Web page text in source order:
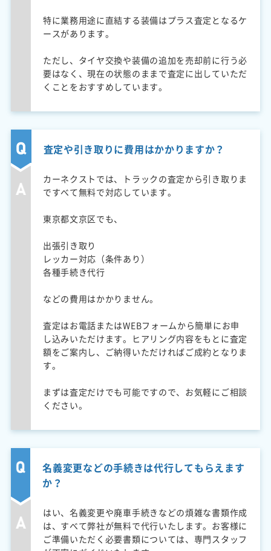
特に業務用途に直結する装備はプラス査定となるケ
ースがあります。
ただし、タイヤ交換や装備の追加を売却前に行う必
要はなく、現在の状態のままで査定に出していただ
くことをおすすめしています。
査定や引き取りに費用はかかりますか？
カーネクストでは、トラックの査定から引き取りま
ですべて無料で対応しています。
東京都文京区でも、
出張引き取り
レッカー対応（条件あり）
各種手続き代行
などの費用はかかりません。
査定はお電話またはWEBフォームから簡単にお申
し込みいただけます。ヒアリング内容をもとに査定
額をご案内し、ご納得いただければご成約となりま
す。
まずは査定だけでも可能ですので、お気軽にご相談
ください。
名義変更などの手続きは代行してもらえます
か？
はい、名義変更や廃車手続きなどの煩雑な書類作成
は、すべて弊社が無料で代行いたします。お客様に
ご準備いただく必要書類については、専門スタッフ